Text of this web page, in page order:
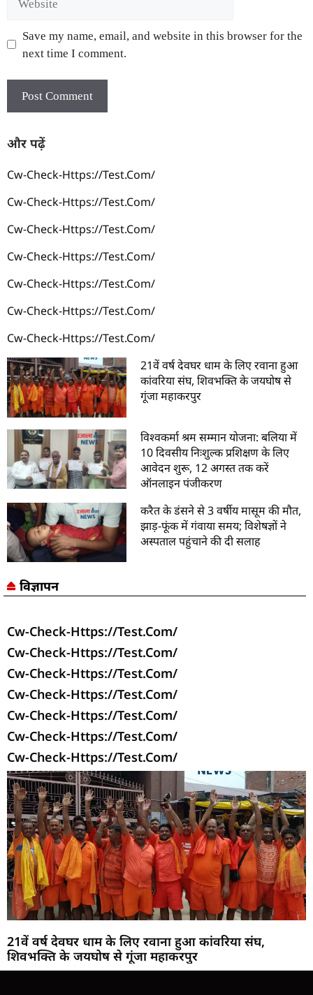
Save my name, email, and website in this browser for the
next time I comment.
और पढ़ें
Cw-Check-Https://test.com/
Cw-Check-Https://test.com/
Cw-Check-Https://test.com/
Cw-Check-Https://test.com/
Cw-Check-Https://test.com/
Cw-Check-Https://test.com/
Cw-Check-Https://test.com/
21वें वर्ष देवघर धाम के लिए रवाना हुआ
कांवरिया संघ, शिवभक्ति के जयघोष से
गूंजा महाकरपुर
विश्वकर्मा श्रम सम्मान योजना: बलिया में
10 दिवसीय निःशुल्क प्रशिक्षण के लिए
आवेदन शुरू, 12 अगस्त तक करें
ऑनलाइन पंजीकरण
करैत के डंसने से 3 वर्षीय मासूम की मौत,
झाड़-फूंक में गंवाया समय; विशेषज्ञों ने
अस्पताल पहुंचाने की दी सलाह
विज्ञापन
Cw-Check-Https://test.com/
Cw-Check-Https://test.com/
Cw-Check-Https://test.com/
Cw-Check-Https://test.com/
Cw-Check-Https://test.com/
Cw-Check-Https://test.com/
Cw-Check-Https://test.com/
21वें वर्ष देवघर धाम के लिए रवाना हुआ कांवरिया संघ,
शिवभक्ति के जयघोष से गूंजा महाकरपुर